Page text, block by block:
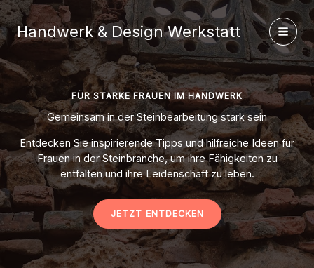
Zum
Inhalt
springen
Handwerk & Design Werkstatt
FÜR STARKE FRAUEN IM HANDWERK
Gemeinsam in der Steinbearbeitung stark sein
Entdecken Sie inspirierende Tipps und hilfreiche Ideen für
Frauen in der Steinbranche, um ihre Fähigkeiten zu
entfalten und ihre Leidenschaft zu leben.
JETZT ENTDECKEN